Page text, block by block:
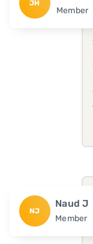
JH
Member
NJ
Naud J
Member